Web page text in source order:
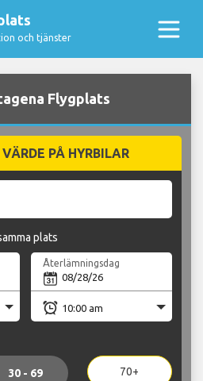
och tjänster
Flygplats
PÅ HYRBILAR
plats
Återlämningsdag
30 - 69 70+